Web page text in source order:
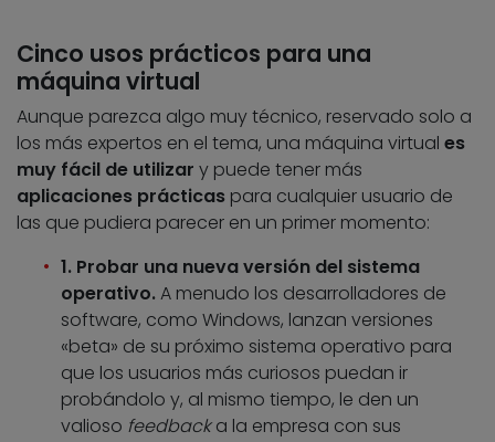
Cinco usos prácticos para una
máquina virtual
Aunque parezca algo muy técnico, reservado solo a
los más expertos en el tema, una máquina virtual es
muy fácil de utilizar y puede tener más
aplicaciones prácticas para cualquier usuario de
las que pudiera parecer en un primer momento:
1. Probar una nueva versión del sistema
operativo.A menudo los desarrolladores de
software, como Windows, lanzan versiones
«beta» de su próximo sistema operativo para
que los usuarios más curiosos puedan ir
probándolo y, al mismo tiempo, le den un
valioso feedbacka la empresa con sus